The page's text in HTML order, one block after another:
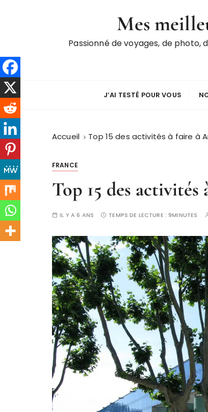
e
r
a
u
c
o
n
e
n
Mes
Passionné de voyages, de
J’AI TESTÉ POUR VOUS
Accueil Top 15 des activités à faire à
FRANCE
Top 15 des activités
IL Y A 6 ANS TEMPS DE LECTURE : 9MINUTES